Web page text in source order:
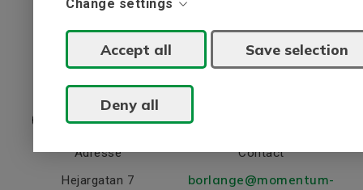
Change settings
Accept all Save selection
Deny all
› Vis på kart
› Veibeskrivelse
+47 69 24 65 70
www.molea.no
Momentum Industrial AB
Adresse
Hejargatan 7
Contact
borlange@momentum-